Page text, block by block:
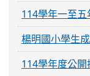
114學年一至
楊明國小學生
114學年度公開